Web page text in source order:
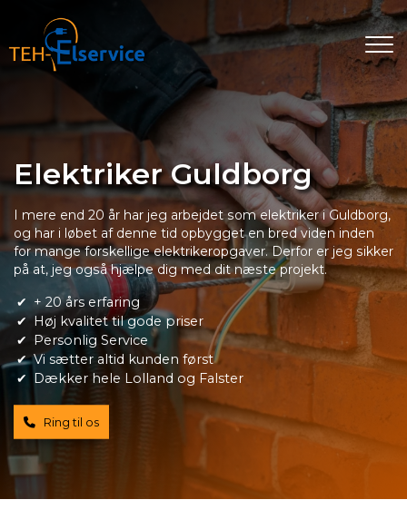
hovedindhold
Elektriker Guldborg
I mere end 20 år har jeg arbejdet som elektriker i Guldborg,
og har i løbet af denne tid opbygget en bred viden inden
for mange forskellige elektrikeropgaver. Derfor er jeg sikker
på at, jeg også hjælpe dig med dit næste projekt.
+ 20 års erfaring
Høj kvalitet til gode priser
Personlig Service
Vi sætter altid kunden først
Dækker hele Lolland og Falster
Ring til os